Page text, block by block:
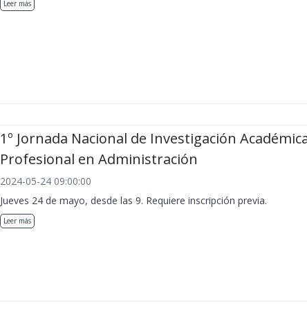
Leer más
1º Jornada Nacional de Investigación
Profesional en Administración
2024-05-24 09:00:00
Jueves 24 de mayo, desde las 9. Requiere inscripción previa.
Leer más